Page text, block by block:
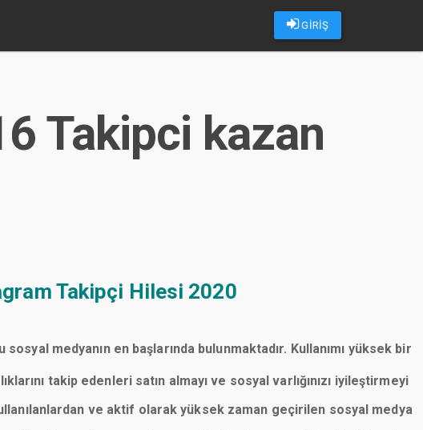
GİRİŞ
Takipci kazan
Takipçi Hilesi 2020
medyanın en başlarında bulunmaktadır. Kullanımı yüksek bir
takip edenleri satın almayı ve sosyal varlığınızı iyileştirmeyi
ve aktif olarak yüksek zaman geçirilen sosyal medya